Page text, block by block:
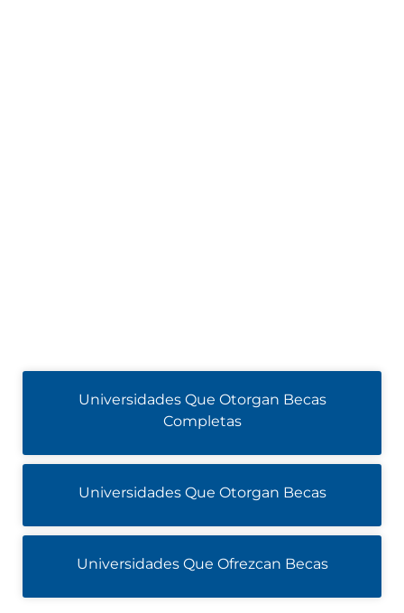
Universidades Que Otorgan Becas
Completas
Universidades Que Otorgan Becas
Universidades Que Ofrezcan Becas